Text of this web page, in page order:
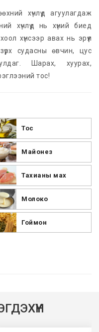
Тос
Майонез
Тахианы мах
Молоко
Гоймон
хүчлүүд агуулагдаж
хүчлүүд нь хүний биед
хүнсээр авах нь эрүүл
судасны өвчин, цус
Шарах, хуурах,
тос!